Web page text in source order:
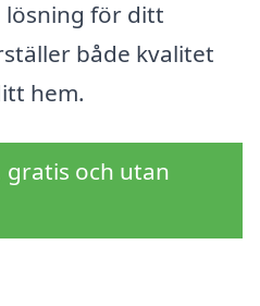
lösning för ditt
både kvalitet
hem.
gratis och utan